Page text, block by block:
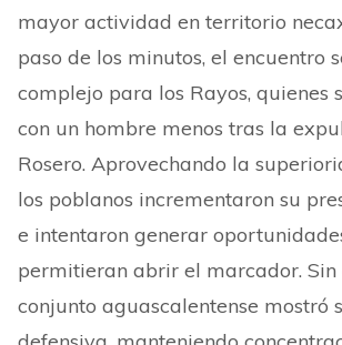
mayor actividad en territorio
paso de los minutos, el encuentro
complejo para los Rayos, quienes
con un hombre menos tras la
Rosero. Aprovechando la
los poblanos incrementaron su
e intentaron generar
permitieran abrir el marcador. Sin
conjunto aguascalentense mostró